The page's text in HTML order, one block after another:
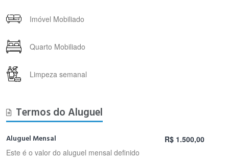
Imóvel Mobiliado
Quarto Mobiliado
Limpeza semanal
Termos do Aluguel
Aluguel Mensal
Este é o valor do aluguel mensal definido
R$ 1.500,00